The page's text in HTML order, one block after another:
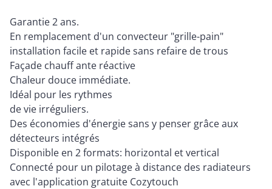
Garantie 2 ans.
En remplacement d'un convecteur "grille-pain"
installation facile et rapide sans refaire de trous
Façade chauff ante réactive
Chaleur douce immédiate.
Idéal pour les rythmes
de vie irréguliers.
Des économies d'énergie sans y penser grâce aux
détecteurs intégrés
Disponible en 2 formats: horizontal et vertical
Connecté pour un pilotage à distance des radiateurs
avec l'application gratuite Cozytouch